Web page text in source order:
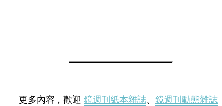
更多內容，歡迎 鏡週刊紙本雜誌、 鏡週刊動態雜誌